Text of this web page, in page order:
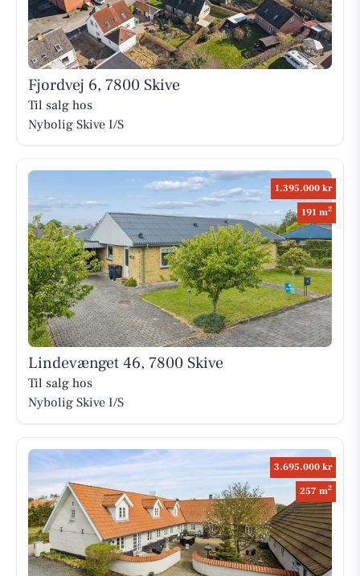
Fjordvej 6, 7800 Skive
Til salg hos
Nybolig Skive I/S
1.395.000 kr
191 m2
Lindevænget 46, 7800 Skive
Til salg hos
Nybolig Skive I/S
3.695.000 kr
257 m2